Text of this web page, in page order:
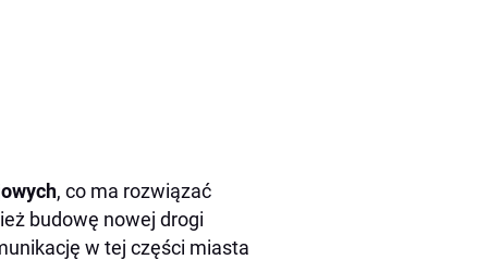
, co ma rozwiązać
budowę nowej drogi
w tej części miasta